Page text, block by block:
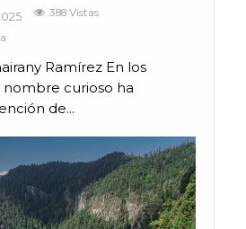
388 Vistas
Ramírez En los
nombre curioso ha
de...